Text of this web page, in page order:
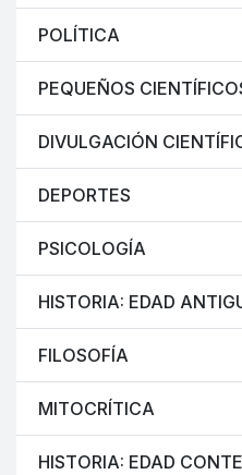
POLÍTICA
PEQUEÑOS
DIVULGACIÓN
DEPORTES
PSICOLOGÍA
HISTORIA: EDAD
FILOSOFÍA
MITOCRÍTICA
HISTORIA: EDAD